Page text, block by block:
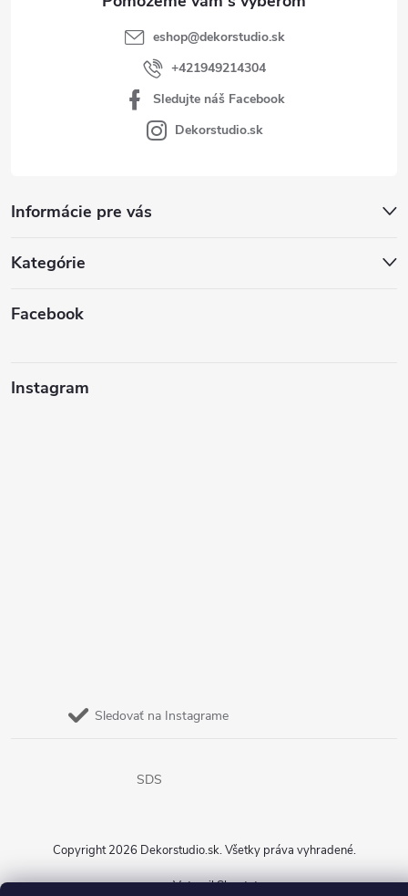
Informácie pre vás
Kategórie
Facebook
Instagram
Sledovať na Instagrame
eshop@dekorstudio.sk
+421949214304
Sledujte náš Facebook
Dekorstudio.sk
SDS
Vytvoril Shoptet
Copyright 2026 Dekorstudio.sk. Všetky práva vyhradené.